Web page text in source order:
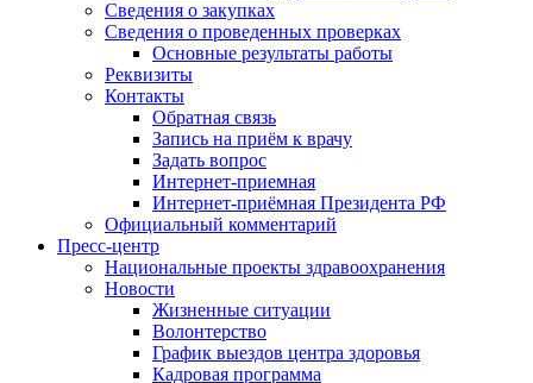
Сведения о закупках
Сведения о проведенных проверках
Основные результаты работы
Реквизиты
Контакты
Обратная связь
Запись на приём к врачу
Задать вопрос
Интернет-приемная
Интернет-приёмная Президента РФ
Официальный комментарий
Пресс-центр
Национальные проекты здравоохранения
Новости
Жизненные ситуации
Волонтерство
График выездов центра здоровья
Кадровая программа